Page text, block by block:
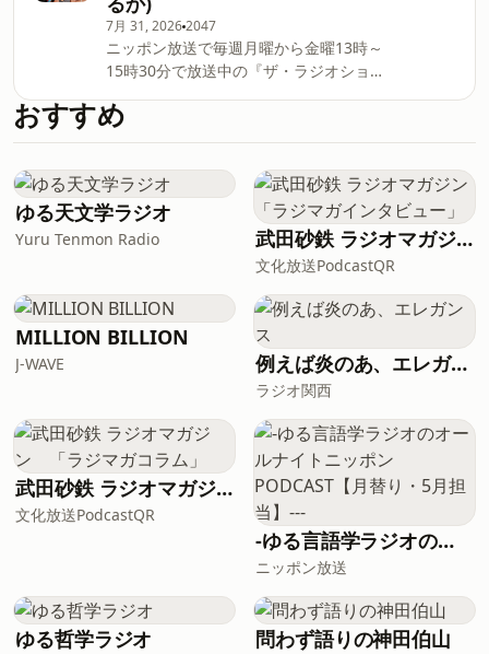
7月 31, 20262047
ニッポン放送で毎週月曜から金曜13時～
15時30分で放送中の『ザ・ラジオショ
パートナー・箕輪はるかがお届けしま
す。 ポッドキャストでは番組のオープニ
きいただけます。See
omnystudio.com/listener for privacy
information.
おすすめ
ゆる天文学ラジオ
Yuru Tenmon Radio 武田砂鉄 ラジオマガジン「ラジマガインタビュー」
文化放送PodcastQR
MILLION BILLION
J-WAVE 例えば炎のあ、エレガンス
ラジオ関西
武田砂鉄 ラジオマガジン 「ラジマガコラム」
文化放送PodcastQR
-ゆる言語学ラジオのオールナイトニッポンPODCAST【月替り・5月担当】---
ニッポン放送
ゆる哲学ラジオ 問わず語りの神田伯山